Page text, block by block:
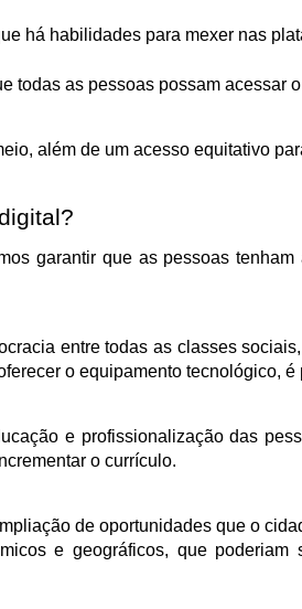
há habilidades para mexer nas
todas as pessoas possam acessar
além de um acesso equitativo
garantir que as pessoas
entre todas as classes
o equipamento tecnológico, é
e profissionalização das
o currículo.
de oportunidades que o
e geográficos, que